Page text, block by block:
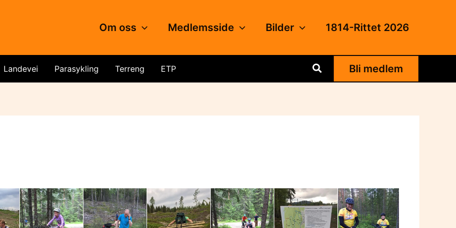
Om oss Medlemsside Bilder 1814-Rittet 2026
Landevei Parasykling Terreng ETP Søk Bli medlem